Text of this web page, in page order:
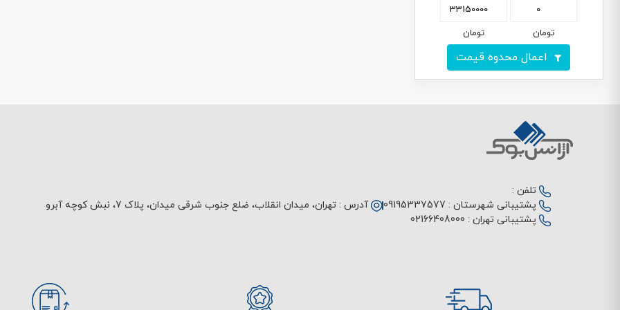
تومان تومان
اعمال محدوه قیمت
تلفن :
پشتیبانی شهرستان : 09195337577
پشتیبانی تهران : 02166408000
آدرس : تهران، میدان انقلاب، ضلع جنوب شرقی میدان، پلاک 7، نبش کوچه آبرو